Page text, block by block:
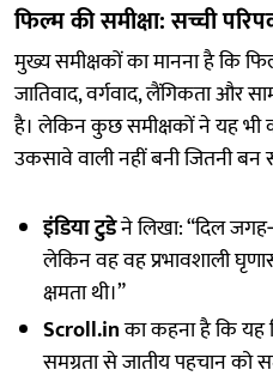
फिल्म की समीक्षा: सच्ची
मुख्य समीक्षकों का मानना है कि
जातिवाद, वर्गवाद, लैंगिकता और
है। लेकिन कुछ समीक्षकों ने यह भी
उकसावे वाली नहीं बनी जितनी बन
इंडिया टुडेने लिखा: “दिल
लेकिन वह वह प्रभावशाली
क्षमता थी।”
Scroll.inका कहना है कि यह
समग्रता से जातीय पहचान को